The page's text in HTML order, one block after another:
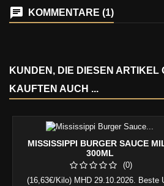
KOMMENTARE (1)
KUNDEN, DIE DIESEN
KAUFTEN AUCH ...
MISSISSIPPI BURGER SAUCE
300ML
(0)
(16,63€/Kilo) MHD 29.10.2026. Beste